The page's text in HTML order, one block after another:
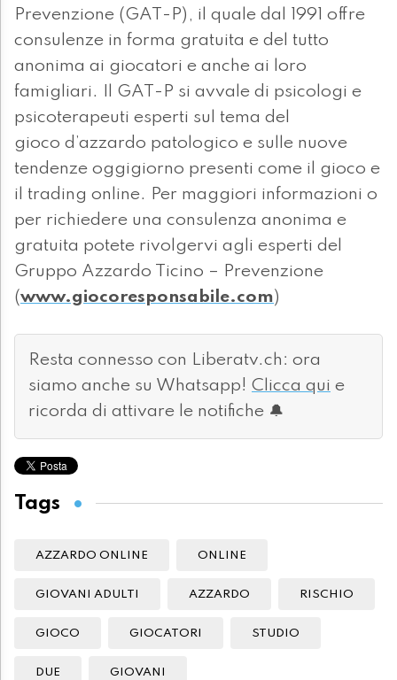
Prevenzione (GAT-P), il quale dal 1991 offre
consulenze in forma gratuita e del tutto
anonima ai giocatori e anche ai loro
famigliari. Il GAT-P si avvale di psicologi e
psicoterapeuti esperti sul tema del
gioco d’azzardo patologico e sulle nuove
tendenze oggigiorno presenti come il gioco e
il trading online. Per maggiori informazioni o
per richiedere una consulenza anonima e
gratuita potete rivolgervi agli esperti del
Gruppo Azzardo Ticino – Prevenzione
(www.giocoresponsabile.com)
Resta connesso con Liberatv.ch: ora
siamo anche su Whatsapp! Clicca qui e
ricorda di attivare le notifiche 🔔
Tags
AZZARDO ONLINE ONLINE
GIOVANI ADULTI AZZARDO RISCHIO
GIOCO GIOCATORI STUDIO
DUE GIOVANI